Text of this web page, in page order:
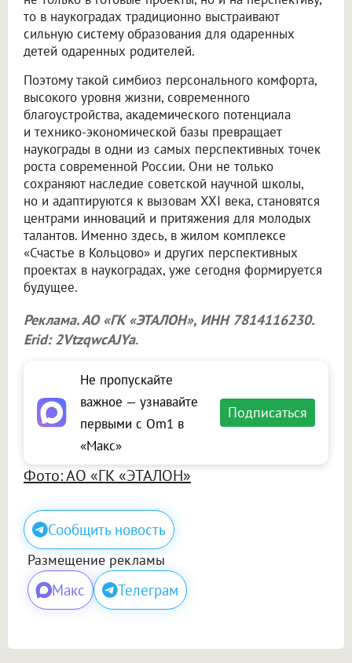
то в наукоградах традиционно выстраивают
сильную систему образования для одаренных
детей одаренных родителей.
Поэтому такой симбиоз персонального комфорта,
высокого уровня жизни, современного
благоустройства, академического потенциала
и технико-экономической базы превращает
наукограды в одни из самых перспективных точек
роста современной России. Они не только
сохраняют наследие советской научной школы,
но и адаптируются к вызовам XXI века, становятся
центрами инноваций и притяжения для молодых
талантов. Именно здесь, в жилом комплексе
«Счастье в Кольцово» и других перспективных
проектах в наукоградах, уже сегодня формируется
будущее.
Реклама. АО «ГК «ЭТАЛОН», ИНН 7814116230.
Erid: 2VtzqwcAJYa.
Не пропускайте
важное — узнавайте
первыми с Om1 в
«Макс»
Подписаться
Фото: АО «ГК «ЭТАЛОН»
Сообщить новость
Размещение рекламы
Макс Телеграм